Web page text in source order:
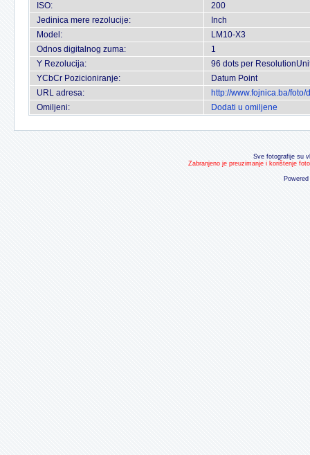
ISO:
200
Jedinica mere rezolucije:
Inch
Model:
LM10-X3
Odnos digitalnog zuma:
1
Y Rezolucija:
96 dots per
YCbCr Pozicioniranje:
Datum Point
URL adresa:
http://www.fojnica.ba/
Omiljeni:
Dodati u omiljene
Sve fotografije su
Zabranjeno je preuzimanje i korištenje